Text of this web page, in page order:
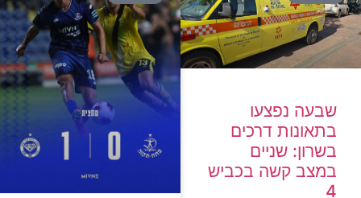
שבעה נפצעו
בתאונות דרכים
בשרון: שניים
במצב קשה בכביש
4